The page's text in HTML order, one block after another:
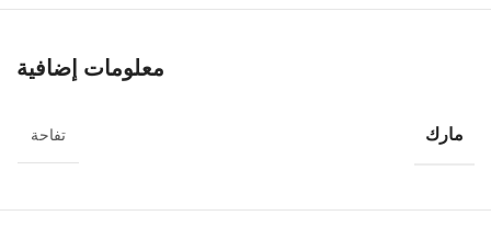
معلومات إضافية
مارك تفاحة